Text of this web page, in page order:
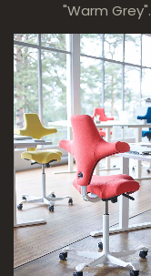
"Warm Grey".